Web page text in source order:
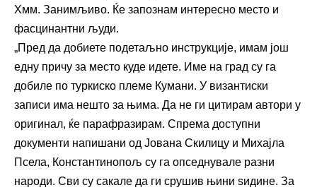
Хмм. Занимљиво. Ќе запознам интересно место и
фасцинантни људи.
„Пред да добиете подетаљно инструкције, имам још
едну причу за место куде идете. Име на град су га
добиле по туркиско племе Кумани. У византиски
записи има нешто за њима. Да не ги цитирам автори у
оригинал, ќе парафразирам. Спрема доступни
документи напишани од Јована Скилицу и Михајла
Псела, Константинопољ су га опседнувале разни
народи. Сви су сакале да ги срушив њини ѕидине. За